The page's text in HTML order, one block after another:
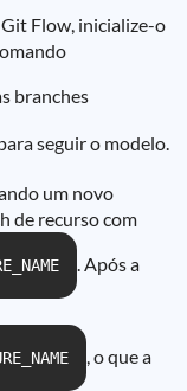
Git Flow, inicialize-o
branches
seguir o modelo.
um novo
de recurso com
. Após a
, o que a